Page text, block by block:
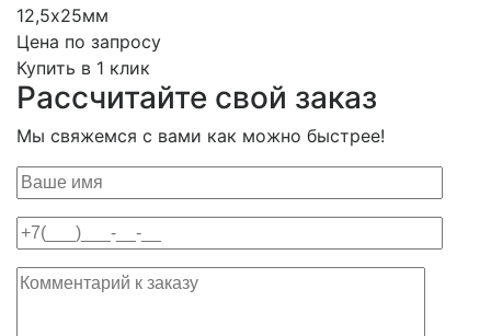
12,5х25мм
Цена по запросу
Купить в 1 клик
Рассчитайте свой заказ
Мы свяжемся с вами как можно быстрее!